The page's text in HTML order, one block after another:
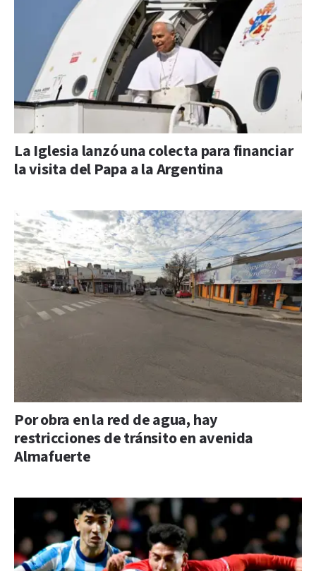
La Iglesia lanzó una colecta para financiar
la visita del Papa a la Argentina
Por obra en la red de agua, hay
restricciones de tránsito en avenida
Almafuerte